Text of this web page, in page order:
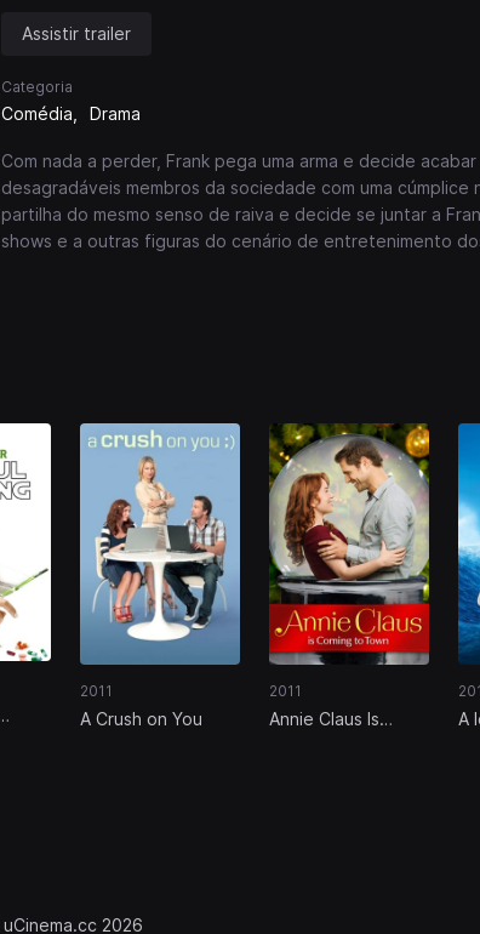
Assistir trailer
Categoria
Comédia Drama
Com nada a perder, Frank pega uma arma e decide
desagradáveis membros da sociedade com uma cúmplice
partilha do mesmo senso de raiva e decide se juntar a
shows e a outras figuras do cenário de entretenimento
2011
A Crush on You
2011
Annie Claus Is
A
uCinema.cc 2026